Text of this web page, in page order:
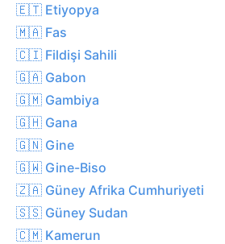
🇪🇹 Etiyopya
🇲🇦 Fas
🇨🇮 Fildişi Sahili
🇬🇦 Gabon
🇬🇲 Gambiya
🇬🇭 Gana
🇬🇳 Gine
🇬🇼 Gine-Biso
🇿🇦 Güney Afrika Cumhuriyeti
🇸🇸 Güney Sudan
🇨🇲 Kamerun